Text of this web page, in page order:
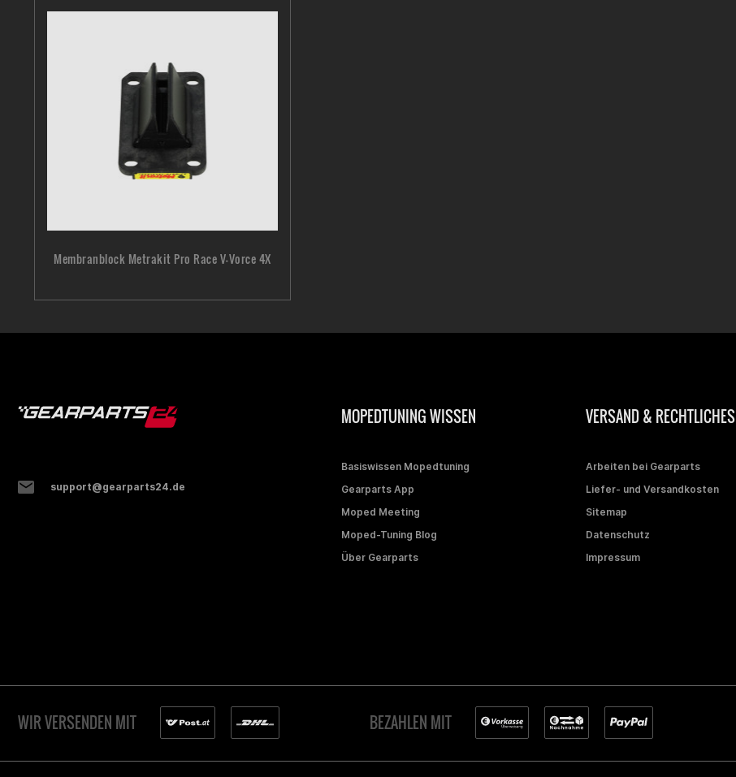
Membranblock Metrakit Pro Race V-Vorce 4X
support@gearparts24.de
MOPEDTUNING WISSEN
Basiswissen Mopedtuning
Gearparts App
Moped Meeting
Moped-Tuning Blog
Über Gearparts
VERSAND & RECHTLICHES
Arbeiten bei Gearparts
Liefer- und Versandkosten
Sitemap
Datenschutz
Impressum
WIR VERSENDEN MIT BEZAHLEN MIT